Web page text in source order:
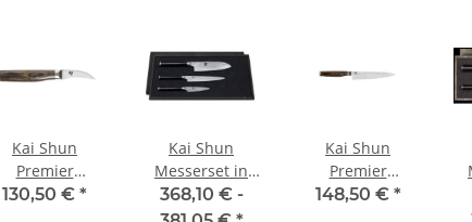
Kai Shun
Premier
130,50 € *
Kai Shun
Messerset in
edler
Holzschatulle
368,10 € -
Kai Shun
Premier
Allzweckmesser
148,50 € *